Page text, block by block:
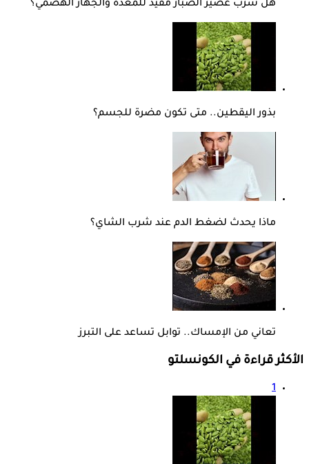
هل شرب عصير الصبار مفيد للمعدة والجهاز الهضمي؟
بذور اليقطين.. متى تكون مضرة للجسم؟
ماذا يحدث لضغط الدم عند شرب الشاي؟
تعاني من الإمساك.. توابل تساعد على التبرز
الأكثر قراءة في الكونسلتو
1